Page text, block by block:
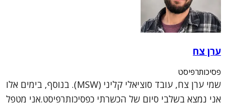
ערן צח
פסיכותרפיסט
שמי ערן צח, עובד סוציאלי קליני (MSW). בנוסף, בימים אלו
אני נמצא בשלבי סיום של הכשרתי כפסיכותרפיסט.אני מטפל